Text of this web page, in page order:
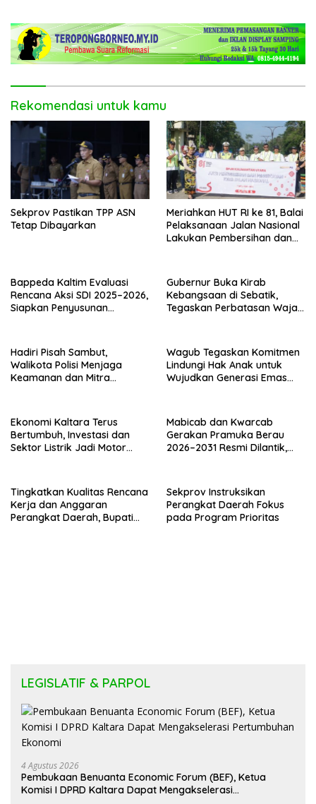
Rekomendasi untuk kamu
Sekprov Pastikan TPP ASN
Tetap Dibayarkan
Meriahkan HUT RI ke 81, Balai
Pelaksanaan Jalan Nasional
Lakukan Pembersihan dan
Bappeda Kaltim Evaluasi
Rencana Aksi SDI 2025–2026,
Siapkan Penyusunan
Gubernur Buka Kirab
Kebangsaan di Sebatik,
Tegaskan Perbatasan Wajah
Hadiri Pisah Sambut,
Walikota Polisi Menjaga
Keamanan dan Mitra
Wagub Tegaskan Komitmen
Lindungi Hak Anak untuk
Wujudkan Generasi Emas
Ekonomi Kaltara Terus
Bertumbuh, Investasi dan
Sektor Listrik Jadi Motor
Mabicab dan Kwarcab
Gerakan Pramuka Berau
2026–2031 Resmi Dilantik,
Tingkatkan Kualitas Rencana
Kerja dan Anggaran
Perangkat Daerah, Bupati
Sekprov Instruksikan
Perangkat Daerah Fokus
pada Program Prioritas
LEGISLATIF & PARPOL
4 Agustus 2026
Pembukaan Benuanta Economic Forum (BEF), Ketua
Komisi I DPRD Kaltara Dapat Mengakselerasi